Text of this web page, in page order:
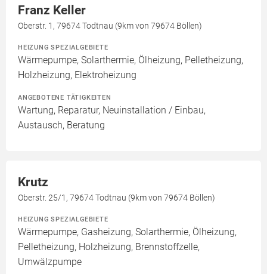
Franz Keller
Oberstr. 1, 79674 Todtnau (9km von 79674 Böllen)
HEIZUNG SPEZIALGEBIETE
Wärmepumpe, Solarthermie, Ölheizung, Pelletheizung,
Holzheizung, Elektroheizung
ANGEBOTENE TÄTIGKEITEN
Wartung, Reparatur, Neuinstallation / Einbau,
Austausch, Beratung
Krutz
Oberstr. 25/1, 79674 Todtnau (9km von 79674 Böllen)
HEIZUNG SPEZIALGEBIETE
Wärmepumpe, Gasheizung, Solarthermie, Ölheizung,
Pelletheizung, Holzheizung, Brennstoffzelle,
Umwälzpumpe